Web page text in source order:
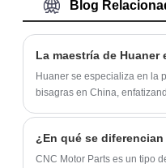
de modelo
OEM y
productos
ISO/
producción
Blog
Huaner se especializa en la
bisagras en China,
CNC Motor Parts es un tipo